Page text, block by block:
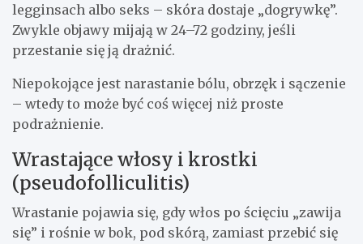
legginsach albo seks – skóra dostaje „dogrywkę”.
Zwykle objawy mijają w 24–72 godziny, jeśli
przestanie się ją drażnić.
Niepokojące jest narastanie bólu, obrzęk i sączenie
– wtedy to może być coś więcej niż proste
podrażnienie.
Wrastające włosy i krostki
(pseudofolliculitis)
Wrastanie pojawia się, gdy włos po ścięciu „zawija
się” i rośnie w bok, pod skórą, zamiast przebić się